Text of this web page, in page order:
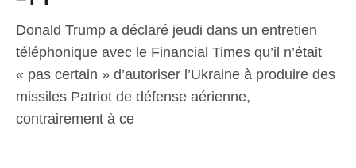
Donald Trump a déclaré jeudi dans un entretien
téléphonique avec le Financial Times qu’il n’était
« pas certain » d’autoriser l’Ukraine à produire des
missiles Patriot de défense aérienne,
contrairement à ce